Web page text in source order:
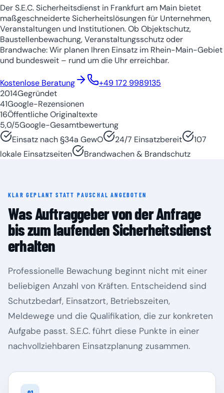
Der S.E.C. Sicherheitsdienst in Frankfurt am Main bietet
maßgeschneiderte Sicherheitslösungen für Unternehmen,
Veranstaltungen und Institutionen. Ob Objektschutz,
Baustellenbewachung, Veranstaltungsschutz oder
Brandwache: Wir planen Ihren Einsatz im Rhein-Main-Gebiet
und bundesweit – rund um die Uhr erreichbar.
Kostenlose Beratung
+49 172 9989135
2014Gegründet
41Google-Rezensionen
16Öffentliche Originaltexte
5,0/5Google-Gesamtbewertung
Einsatz nach §34a GewO
24/7 Einsatzbereit
107
lokale Einsatzseiten
Brandwachen & Brandschutz
KLAR GEPLANT STATT PAUSCHAL ANGEBOTEN
Was Auftraggeber von der Anfrage
bis zum laufenden Sicherheitsdienst
erhalten
Professionelle Bewachung beginnt nicht mit einer
beliebigen Anzahl von Kräften. Entscheidend sind
Schutzbedarf, Einsatzort, Betriebszeiten,
Meldewege und die Qualifikation, die zur konkreten
Aufgabe passt. S.E.C. führt diese Punkte in einer
nachvollziehbaren Einsatzplanung zusammen.